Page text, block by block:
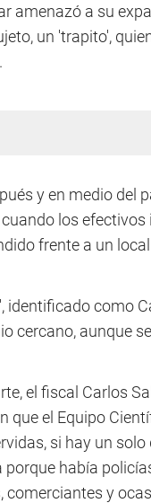
amenazó a su
un 'trapito',
y en medio del
los
frente a un
identificado como
cercano, aunque
el fiscal Carlos
que el Equipo
si hay un
porque había
comerciantes y